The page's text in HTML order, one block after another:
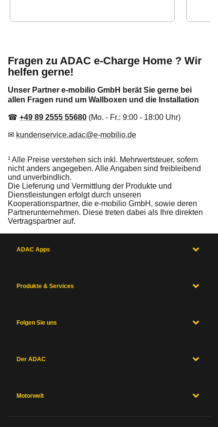
Fragen zu ADAC e-Charge Home ? Wir
helfen gerne!
Unser Partner e-mobilio GmbH berät Sie gerne bei
allen Fragen rund um Wallboxen und die Installation
☎ +49 89 2555 55680 (Mo. - Fr.: 9:00 - 18:00 Uhr)
✉ kundenservice.adac@e-mobilio.de
¹ Alle Preise verstehen sich inkl. Mehrwertsteuer, sofern
nicht anders angegeben. Alle Angaben sind freibleibend
und unverbindlich.
Die Lieferung und Vermittlung der Produkte und
Dienstleistungen erfolgt durch unseren
Kooperationspartner, die e-mobilio GmbH, sowie deren
Partnerunternehmen. Diese treten dabei als Ihre direkten
Vertragspartner auf.
ADAC Apps
Produkte & Services
Folgen Sie uns
Der ADAC
Motorwelt